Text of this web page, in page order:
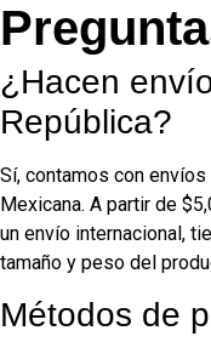
¿Hacen
República?
Sí, contamos con
Mexicana. A partir de
un envío internacional,
tamaño y peso del
Métodos de